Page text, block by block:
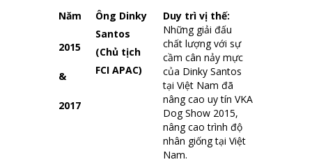
Năm
2015
&
2017
Ông Dinky
Santos
(Chủ tịch
FCI APAC)
Duy trì vị thế:
Những giải đấu
chất lượng với sự
cầm cân nảy mực
của Dinky Santos
tại Việt Nam đã
nâng cao uy tín VKA
Dog Show 2015,
nâng cao trình độ
nhân giống tại Việt
Nam.